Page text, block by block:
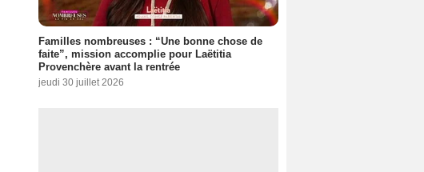
Familles nombreuses : “Une bonne chose de
faite”, mission accomplie pour Laëtitia
Provenchère avant la rentrée
jeudi 30 juillet 2026